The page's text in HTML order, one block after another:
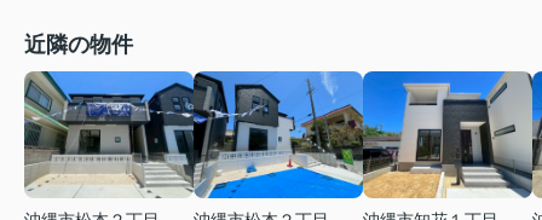
近隣の物件